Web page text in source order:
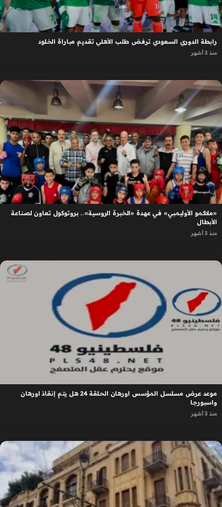
رابطة الدوري السعودي ترفض طلب الأهلي تقديم مباراة الخلود
منذ 3 أشهر
«ملاكمو الأوليمبي» في عهدة «الخبرة الروسية».. بروتوكول تعاون لصناعة
الأبطال
منذ 3 أشهر
موعد عرض مسلسل المؤسس اورهان الحلقة 24 هل يتم إنقاذ اورهان
واسبورجا
منذ 3 أشهر